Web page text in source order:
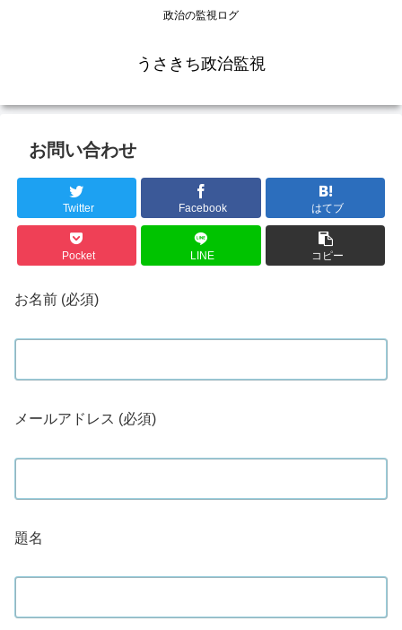
政治の監視ログ
うさきち政治監視
お問い合わせ
Twitter Facebook はてブ
Pocket LINE コピー
お名前 (必須)
メールアドレス (必須)
題名